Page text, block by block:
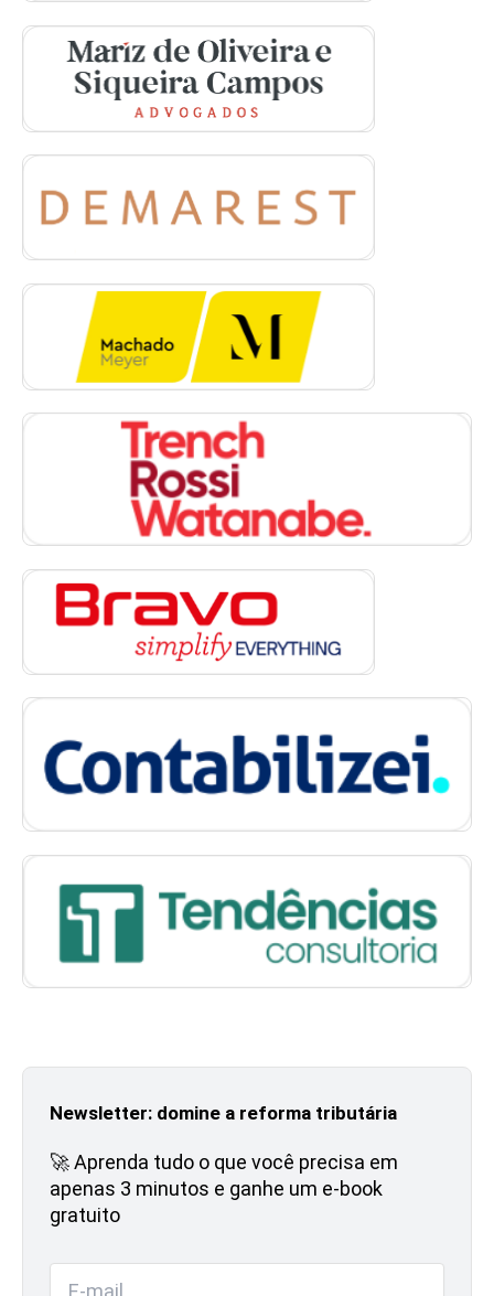
Newsletter: domine a reforma tributária
🚀 Aprenda tudo o que você precisa em
apenas 3 minutos e ganhe um e-book
gratuito